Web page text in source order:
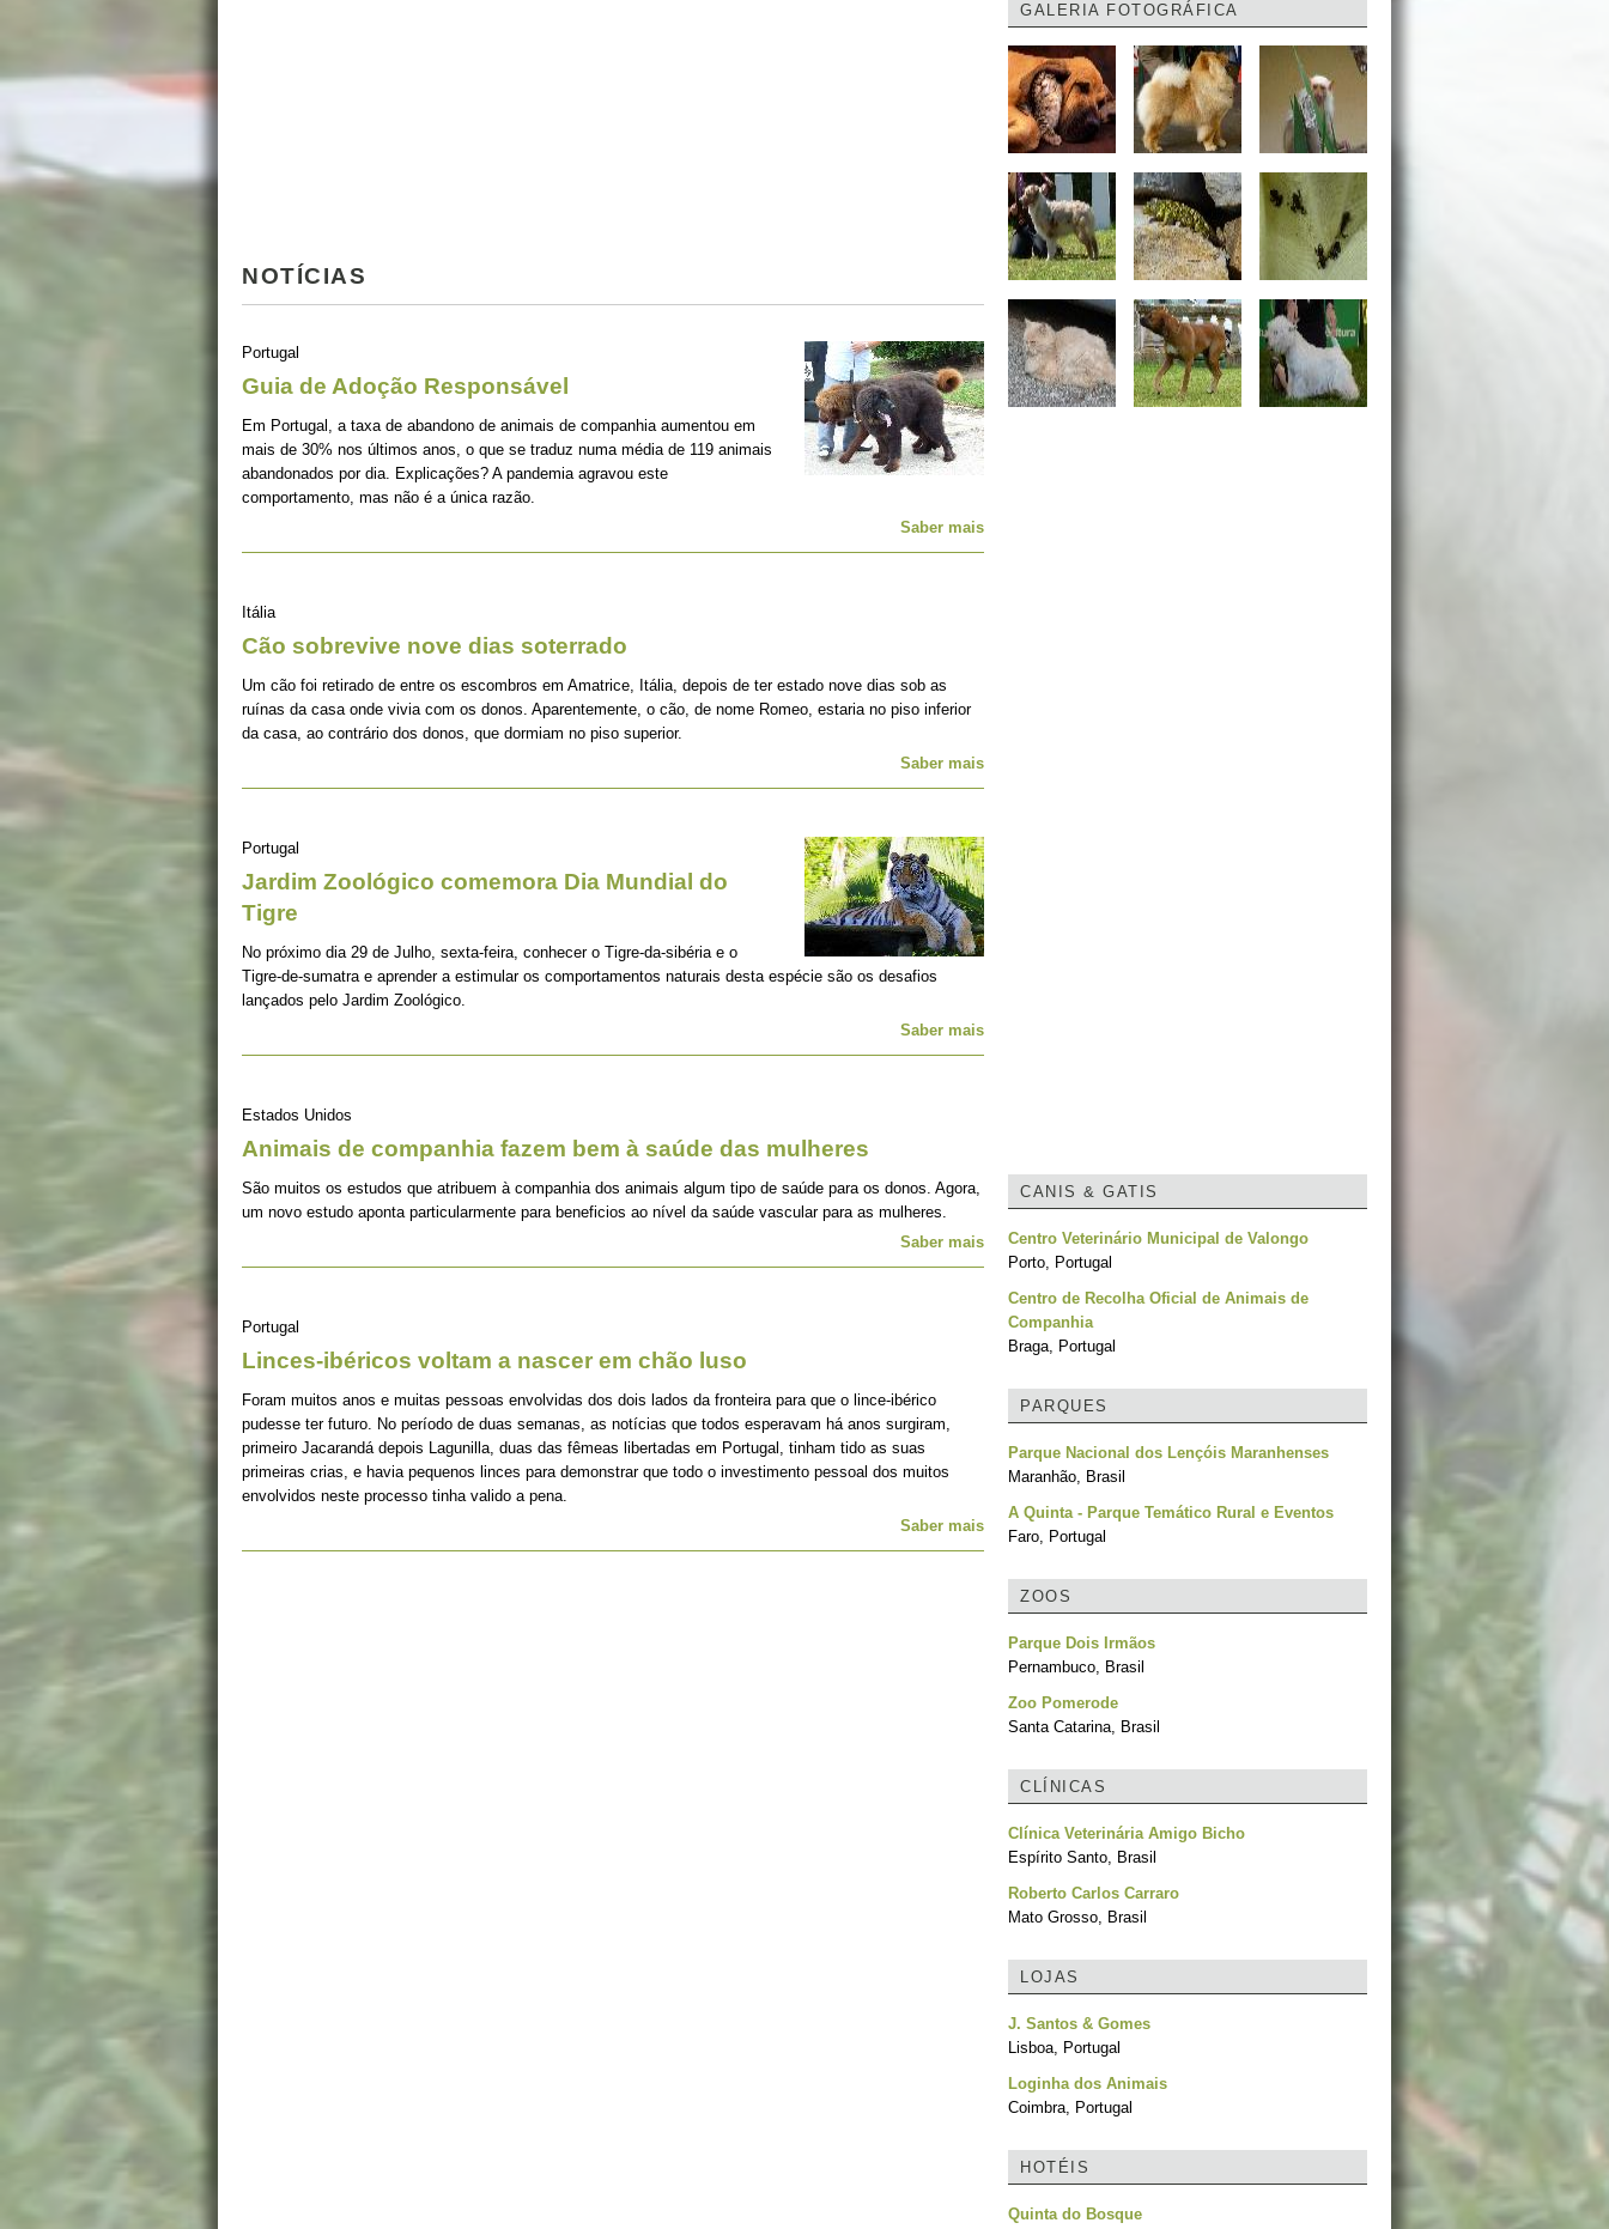
NOTÍCIAS
Portugal
Guia de Adoção Responsável
Em Portugal, a taxa de abandono de animais de companhia aumentou em
mais de 30% nos últimos anos, o que se traduz numa média de 119 animais
abandonados por dia. Explicações? A pandemia agravou este
comportamento, mas não é a única razão.
Saber mais
Itália
Cão sobrevive nove dias soterrado
Um cão foi retirado de entre os escombros em Amatrice, Itália, depois de ter estado nove dias sob as
ruínas da casa onde vivia com os donos. Aparentemente, o cão, de nome Romeo, estaria no piso inferior
da casa, ao contrário dos donos, que dormiam no piso superior.
Saber mais
Portugal
Jardim Zoológico comemora Dia Mundial do
Tigre
No próximo dia 29 de Julho, sexta-feira, conhecer o Tigre-da-sibéria e o
Tigre-de-sumatra e aprender a estimular os comportamentos naturais desta espécie são os desafios
lançados pelo Jardim Zoológico.
Saber mais
Estados Unidos
Animais de companhia fazem bem à saúde das mulheres
São muitos os estudos que atribuem à companhia dos animais algum tipo de saúde para os donos. Agora,
um novo estudo aponta particularmente para beneficios ao nível da saúde vascular para as mulheres.
Saber mais
Portugal
Linces-ibéricos voltam a nascer em chão luso
Foram muitos anos e muitas pessoas envolvidas dos dois lados da fronteira para que o lince-ibérico
pudesse ter futuro. No período de duas semanas, as notícias que todos esperavam há anos surgiram,
primeiro Jacarandá depois Lagunilla, duas das fêmeas libertadas em Portugal, tinham tido as suas
primeiras crias, e havia pequenos linces para demonstrar que todo o investimento pessoal dos muitos
envolvidos neste processo tinha valido a pena.
Saber mais
GALERIA FOTOGRÁFICA
CANIS & GATIS
Centro Veterinário Municipal de Valongo
Porto, Portugal
Centro de Recolha Oficial de Animais de
Companhia
Braga, Portugal
PARQUES
Parque Nacional dos Lençóis Maranhenses
Maranhão, Brasil
A Quinta - Parque Temático Rural e Eventos
Faro, Portugal
ZOOS
Parque Dois Irmãos
Pernambuco, Brasil
Zoo Pomerode
Santa Catarina, Brasil
CLÍNICAS
Clínica Veterinária Amigo Bicho
Espírito Santo, Brasil
Roberto Carlos Carraro
Mato Grosso, Brasil
LOJAS
J. Santos & Gomes
Lisboa, Portugal
Loginha dos Animais
Coimbra, Portugal
HOTÉIS
Quinta do Bosque